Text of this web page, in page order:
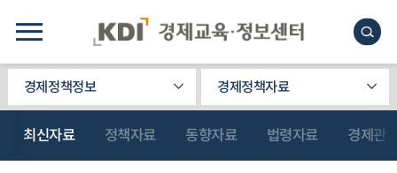
경제정책정보 경제정책자료
최신자료 정책자료 동향자료 법령자료 경제관